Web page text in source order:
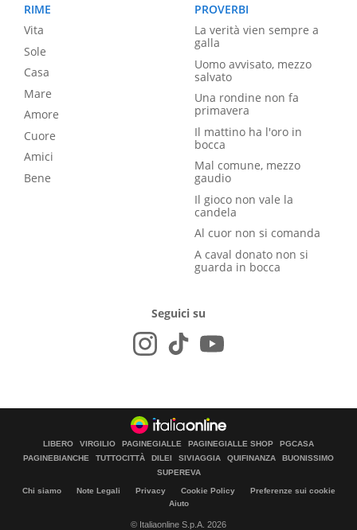
RIME
Vita
Sole
Casa
Mare
Amore
Cuore
Amici
Bene
PROVERBI
La verità vien sempre a
galla
Uomo avvisato, mezzo
salvato
Una rondine non fa
primavera
Il mattino ha l'oro in
bocca
Mal comune, mezzo
gaudio
Il gioco non vale la
candela
Al cuor non si comanda
A caval donato non si
guarda in bocca
Seguici su
LIBERO VIRGILIO PAGINEGIALLE PAGINEGIALLE SHOP
PGCASA
PAGINEBIANCHE
TUTTOCITTÀ DILEI SIVIAGGIA QUIFINANZA
BUONISSIMO
SUPEREVA
Chi siamo Note Legali Privacy Cookie Policy
Preferenze sui cookie
Aiuto
© Italiaonline S.p.A. 2026